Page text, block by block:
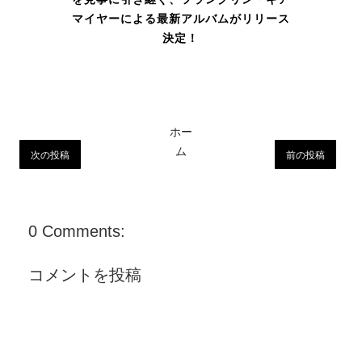
マイヤーによる最新アルバムがリリース
決定！
次の投稿 前の投稿
ホー
ム
0 Comments:
コメントを投稿